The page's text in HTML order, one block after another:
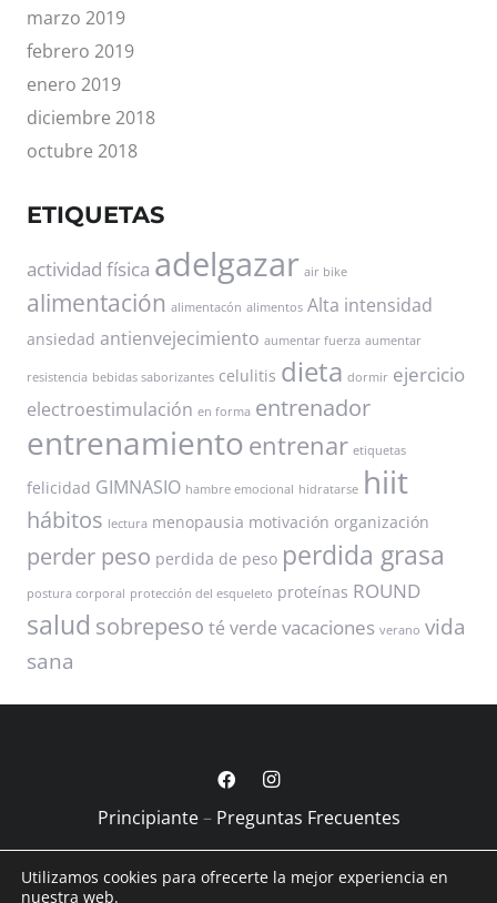
marzo 2019
febrero 2019
enero 2019
diciembre 2018
octubre 2018
ETIQUETAS
actividad física adelgazar air bike
alimentación alimentacón alimentos Alta intensidad
ansiedad antienvejecimiento aumentar fuerza aumentar
resistencia bebidas saborizantes celulitis dieta dormir ejercicio
electroestimulación en forma entrenador
entrenamiento entrenar etiquetas
felicidad GIMNASIO hambre emocional hidratarse hiit
hábitos lectura menopausia motivación organización
perder peso perdida de peso perdida grasa
postura corporal protección del esqueleto proteínas ROUND
salud sobrepeso té verde vacaciones verano vida
sana
Principiante– Preguntas Frecuentes
Captamos talento
Aviso Legal Política Privacidad
Utilizamos cookies para ofrecerte la mejor experiencia en
nuestra web.